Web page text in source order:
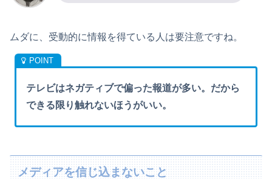
ムダに、受動的に情報を得ている人は要注意ですね。
テレビはネガティブで偏った報道が多い。だから
できる限り触れないほうがいい。
メディアを信じ込まないこと